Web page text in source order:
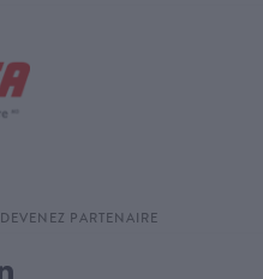
DEVENEZ PARTENAIRE